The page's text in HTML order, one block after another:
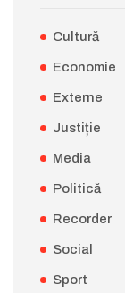
Cultură
Economie
Externe
Justiție
Media
Politică
Recorder
Social
Sport